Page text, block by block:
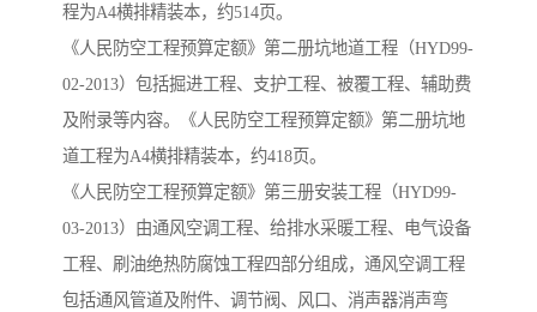
程为A4横排精装本，约514页。
《人民防空工程预算定额》第二册坑地道工程（HYD99-
02-2013）包括掘进工程、支护工程、被覆工程、辅助费
及附录等内容。《人民防空工程预算定额》第二册坑地
道工程为A4横排精装本，约418页。
《人民防空工程预算定额》第三册安装工程（HYD99-
03-2013）由通风空调工程、给排水采暖工程、电气设备
工程、刷油绝热防腐蚀工程四部分组成，通风空调工程
包括通风管道及附件、调节阀、风口、消声器消声弯
冶金工业建设工程概算定 河北省建设工程消耗量定
天津建设工程预算定额 20kv及以下配电网工程预
算定额
广东省水利水电概预算定 全国消耗量工程定额
四川省清单计价定额 北京市建设工程消耗量定
额